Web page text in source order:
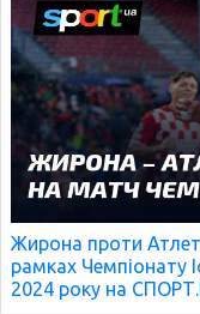
Жирона проти
рамках Чемпіонату
2024 року на